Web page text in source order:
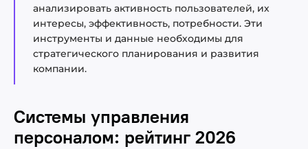
анализировать активность пользователей, их
интересы, эффективность, потребности. Эти
инструменты и данные необходимы для
стратегического планирования и развития
компании.
Системы управления
персоналом: рейтинг 2026